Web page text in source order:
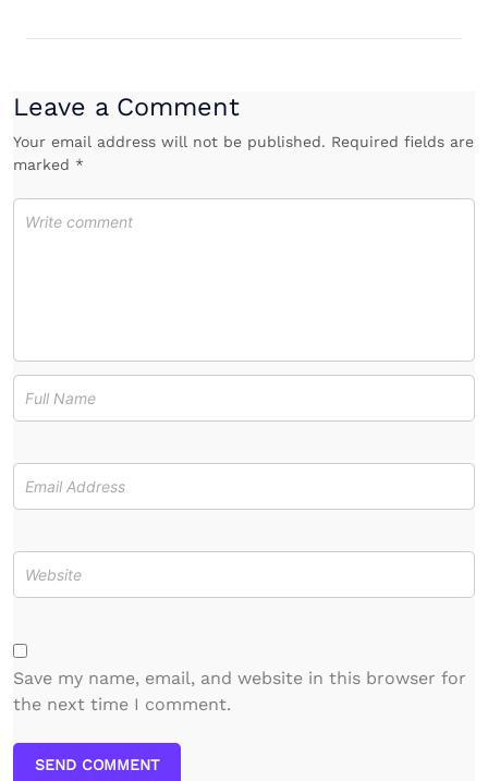
Leave a Comment
Your email address will not be published. Required fields are
marked *
Save my name, email, and website in this browser for
the next time I comment.
SEND COMMENT